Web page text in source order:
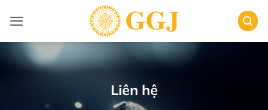
qua
dung
Liên hệ